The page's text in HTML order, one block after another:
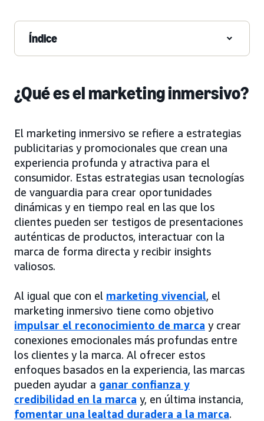
Índice
¿Qué es el marketing inmersivo?
El marketing inmersivo se refiere a estrategias
publicitarias y promocionales que crean una
experiencia profunda y atractiva para el
consumidor. Estas estrategias usan tecnologías
de vanguardia para crear oportunidades
dinámicas y en tiempo real en las que los
clientes pueden ser testigos de presentaciones
auténticas de productos, interactuar con la
marca de forma directa y recibir insights
valiosos.
Al igual que con el marketing vivencial, el
marketing inmersivo tiene como objetivo
impulsar el reconocimiento de marca y crear
conexiones emocionales más profundas entre
los clientes y la marca. Al ofrecer estos
enfoques basados en la experiencia, las marcas
pueden ayudar a ganar confianza y
credibilidad en la marca y, en última instancia,
fomentar una lealtad duradera a la marca.